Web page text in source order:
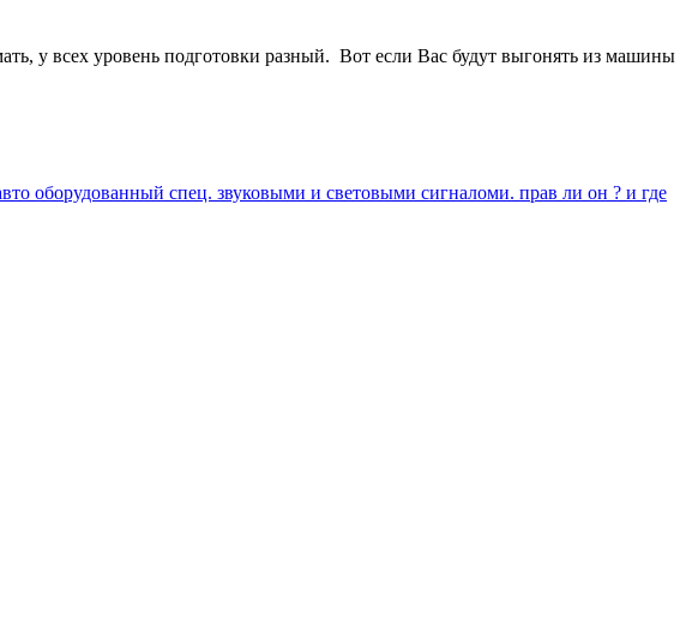
у всех уровень подготовки разный. Вот если Вас будут выгонять из машины
оборудованный спец. звуковыми и световыми сигналоми. прав ли он ? и где